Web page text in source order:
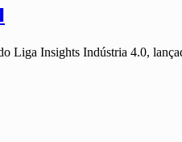
Liga Insights Indústria 4.0,